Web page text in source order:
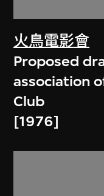
火鳥電影會
Proposed
association
Club
[1976]